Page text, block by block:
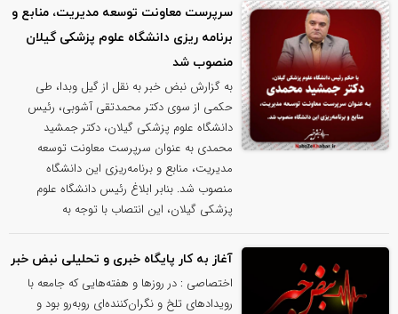
سرپرست معاونت توسعه مدیریت، منابع و
برنامه ریزی دانشگاه علوم پزشکی گیلان
منصوب شد
به گزارش نبض خبر به نقل از گیل وبدا، طی
حکمی از سوی دکتر محمدتقی آشوبی، رئیس
دانشگاه علوم پزشکی گیلان، دکتر جمشید
محمدی به عنوان سرپرست معاونت توسعه
مدیریت، منابع و برنامه‌ریزی این دانشگاه
منصوب شد. بنابر ابلاغ رئیس دانشگاه علوم
پزشکی گیلان، این انتصاب با توجه به
آغاز به کار پایگاه خبری و تحلیلی نبض خبر
اختصاصی : در روزها و هفته‌هایی که جامعه با
رویدادهای تلخ و نگران‌کننده‌ای روبه‌رو بود و